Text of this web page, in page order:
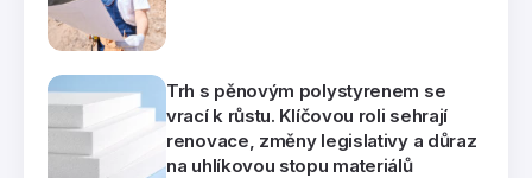
Trh s pěnovým polystyrenem se
vrací k růstu. Klíčovou roli sehrají
renovace, změny legislativy a důraz
na uhlíkovou stopu materiálů